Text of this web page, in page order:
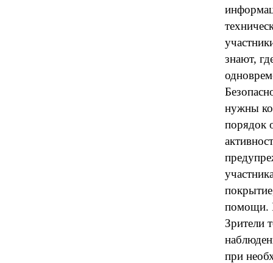
знают,
нужны
порядок
помощи.
Зрители
при